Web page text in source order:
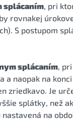
splácaním, pri
rovnakej
S postupom
splácaním,
a naopak na
zriedkavo. Je
splátky, než
na